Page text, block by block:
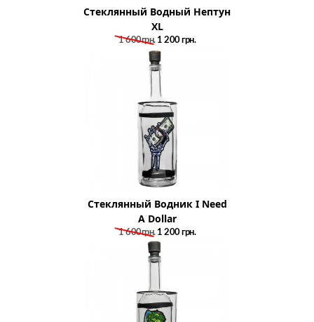
Стеклянный Водный Нептун
XL
1 600грн. 1 200грн.
Стеклянный Водник I Need
A Dollar
1 600грн. 1 200грн.